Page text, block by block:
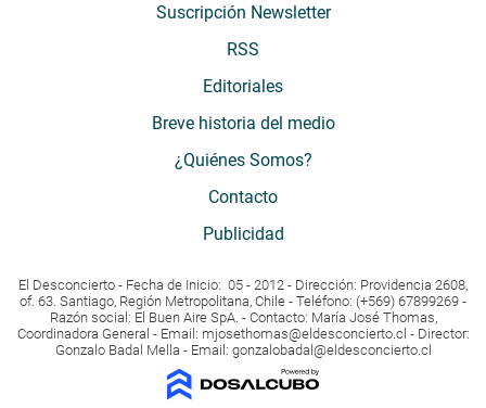
Suscripción Newsletter
RSS
Editoriales
Breve historia del medio
¿Quiénes Somos?
Contacto
Publicidad
El Desconcierto - Fecha de Inicio: 05 - 2012 - Dirección: Providencia 2608,
of. 63. Santiago, Región Metropolitana, Chile - Teléfono: (+569) 67899269 -
Razón social: El Buen Aire SpA. - Contacto: María José Thomas,
Coordinadora General - Email: mjosethomas@eldesconcierto.cl - Director:
Gonzalo Badal Mella - Email: gonzalobadal@eldesconcierto.cl